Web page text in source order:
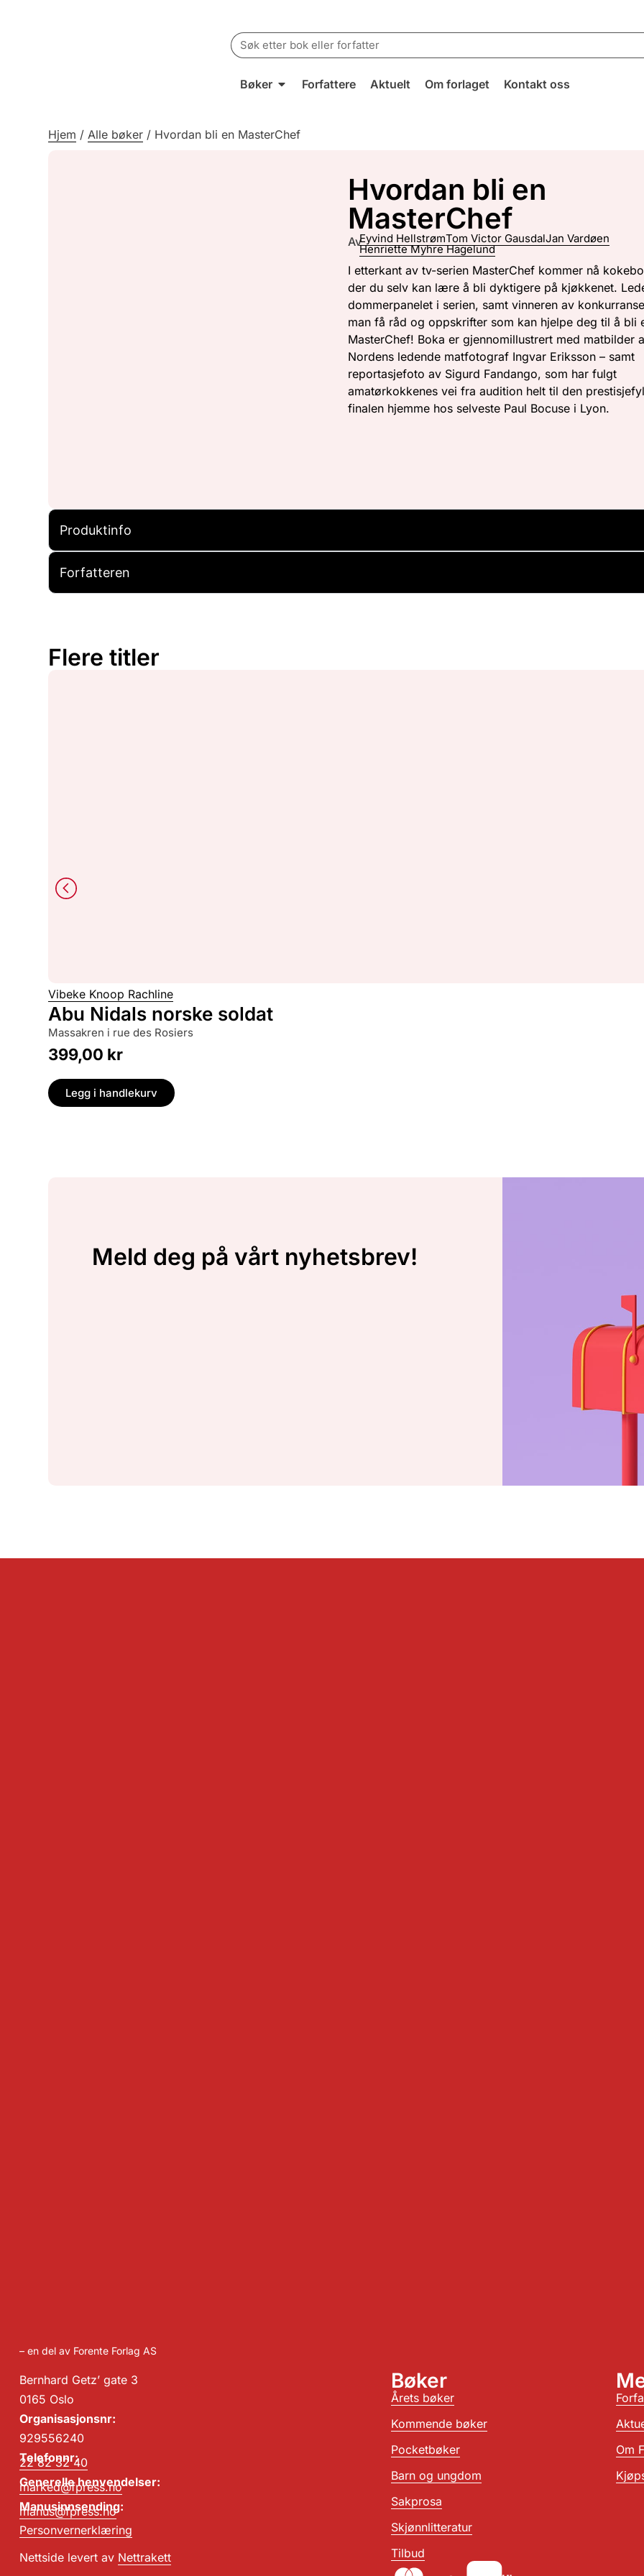
Search
for:
Bøker Forfattere Aktuelt Om forlaget Kontakt oss
Hjem /Alle bøker / Hvordan bli en MasterChef
Hvordan bli en
MasterChef
AvEyvind HellstrømTom Victor GausdalJan Vardøen
Henriette Myhre Hagelund
I etterkant av tv-serien MasterChef kommer nå
der du selv kan lære å bli dyktigere på kjøkkenet.
dommerpanelet i serien, samt vinneren av
man få råd og oppskrifter som kan hjelpe deg til å bli
MasterChef! Boka er gjennomillustrert med matbilder
Nordens ledende matfotograf Ingvar Eriksson – samt
reportasjefoto av Sigurd Fandango, som har fulgt
amatørkokkenes vei fra audition helt til den
finalen hjemme hos selveste Paul Bocuse i Lyon.
Produktinfo
Forfatteren
Flere titler
Vibeke Knoop Rachline
Abu Nidals norske soldat
massakren i rue des Rosiers
399,00 kr
Legg i handlekurv
Meld deg på vårt nyhetsbrev!
– en del av Forente Forlag AS
Bernhard Getz’ gate 3
0165 Oslo
Organisasjonsnr:
929556240
Telefonnr:
22 82 32 40
Generelle henvendelser:
marked@fpress.no
Manusinnsending:
manus@fpress.no
Personvernerklæring
Nettside levert av Nettrakett
Bøker
Årets bøker
Kommende bøker
Pocketbøker
Barn og ungdom
Sakprosa
Skjønnlitteratur
Tilbud
Om